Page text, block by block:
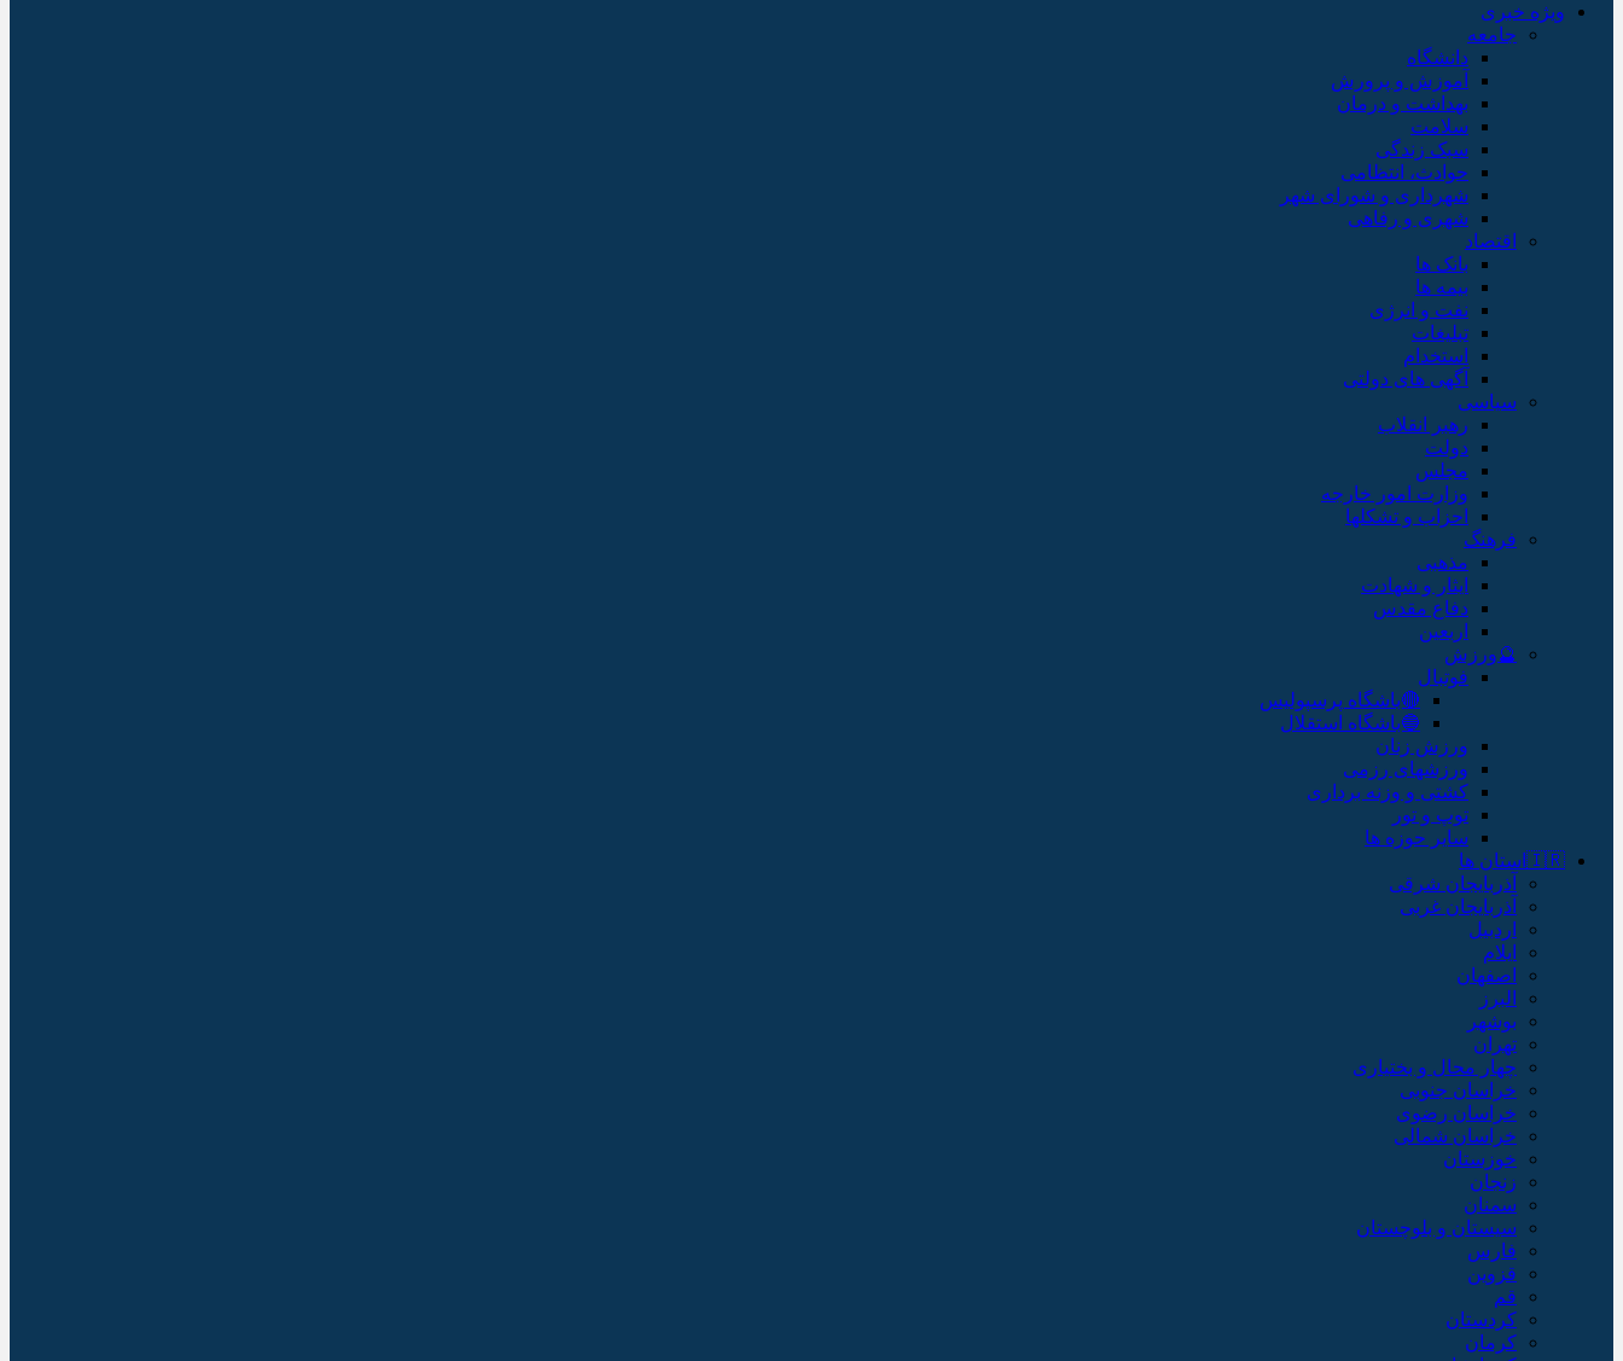
ویژه خبری
جامعه
دانشگاه
آموزش و پرورش
بهداشت و درمان
سلامت
سبک زندگی
حوادث، انتظامی
شهرداری و شورای شهر
شهری و رفاهی
اقتصاد
بانک ها
بیمه ها
نفت و انرژی
تبلیغات
استخدام
آگهی های دولتی
سیاسی
رهبر انقلاب
دولت
مجلس
وزارت امور خارجه
احزاب و تشکلها
فرهنگ
مذهبی
ایثار و شهادت
دفاع مقدس
اربعین
🔮ورزش
فوتبال
🔴باشگاه پرسپولیس
🔵باشگاه استقلال
ورزش زنان
ورزشهای رزمی
کشتی و وزنه برداری
توپ و تور
سایر حوزه ها
🇮🇷استان ها
آذربایجان شرقی
آذربایجان غربی
اردبیل
ایلام
اصفهان
البرز
بوشهر
تهران
چهار محال و بختیاری
خراسان جنوبی
خراسان رضوی
خراسان شمالی
خوزستان
زنجان
سمنان
سیستان و بلوچستان
فارس
قزوین
قم
کردستان
کرمان